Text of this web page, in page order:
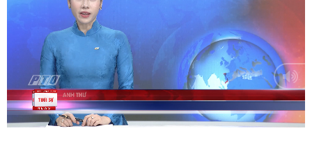
Mute Loaded:
1.16%